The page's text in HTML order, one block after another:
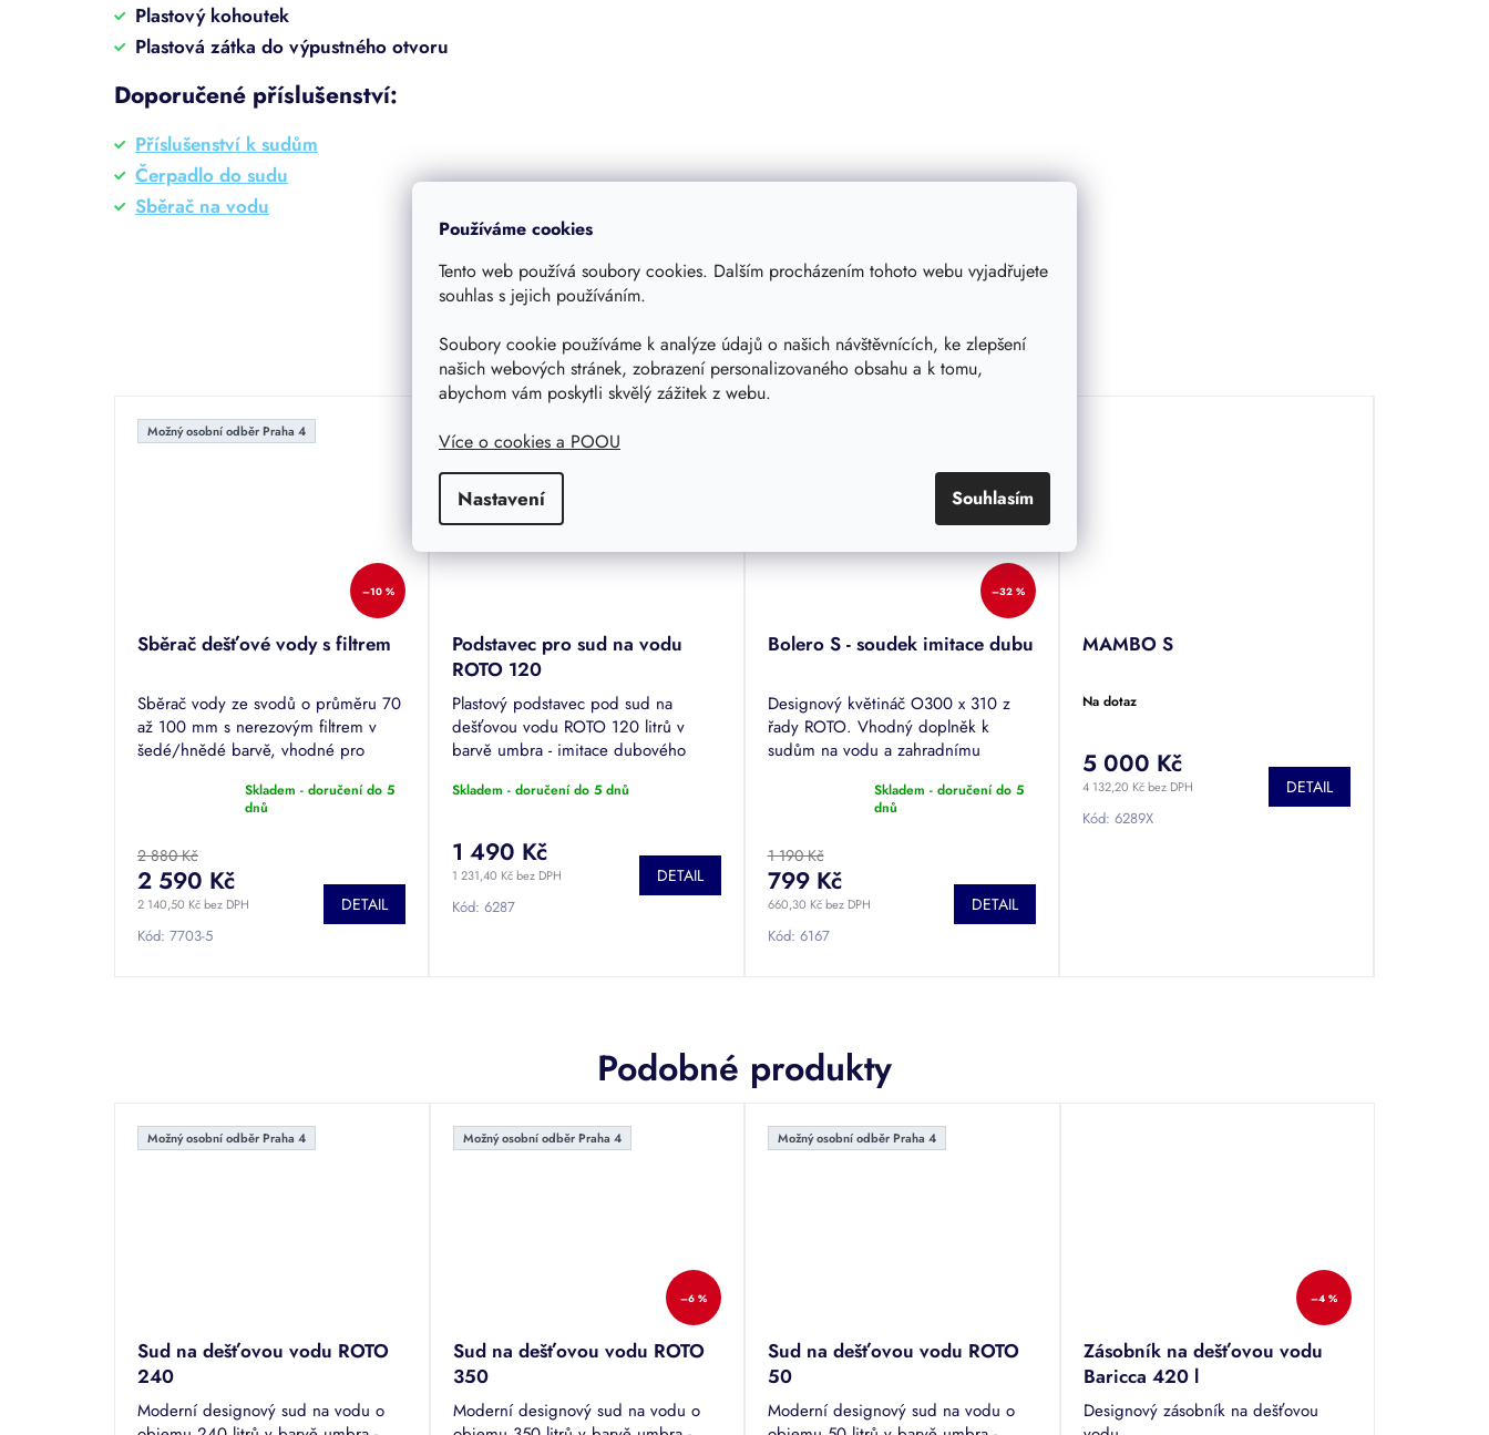
Používáme cookies
Tento web používá soubory cookies. Dalším procházením tohoto webu vyjadřujete
souhlas s jejich používáním.
Soubory cookie používáme k analýze údajů o našich návštěvnících, ke zlepšení
našich webových stránek, zobrazení personalizovaného obsahu a k tomu,
abychom vám poskytli skvělý zážitek z webu.
Více o cookies a POOU
Nastavení Souhlasím
Související produkty
Možný osobní odběr Praha 4
–10 %
Sběrač dešťové vody s filtrem
Sběrač vody ze svodů o průměru 70
až 100 mm s nerezovým filtrem v
šedé/hnědé barvě, vhodné pro
(nový design filtru se 75% větší
plochou filtrace)
je
5,0
z
5
Skladem - doručení do 5
dnů
2 880 Kč
2 140,50 Kč bez DPH
2 590 Kč
DETAIL
Kód: 7703-5
Možný osobní odběr Praha 4
Podstavec pro sud na vodu
ROTO 120
Plastový podstavec pod sud na
dešťovou vodu ROTO 120 litrů v
barvě umbra - imitace dubového
ROTO SLIM 150.
Skladem - doručení do 5 dnů
1 231,40 Kč bez DPH
1 490 Kč
DETAIL
Kód:6287
–32 %
Bolero S - soudek imitace dubu
Designový květináč O300 x 310 z
řady ROTO. Vhodný doplněk k
sudům na vodu a zahradnímu
je
5,0
z
5
Skladem - doručení do 5
dnů
1 190 Kč
660,30 Kč bez DPH
799 Kč
DETAIL
Kód: 6167
MAMBO S
Na dotaz
4 132,20 Kč bez DPH
5 000 Kč
DETAIL
Kód: 6289X
Plastový kohoutek
Plastová zátka do výpustného otvoru
Doporučené příslušenství:
Příslušenství k sudům
Čerpadlo do sudu
Sběrač na vodu
Podobné produkty
Možný osobní odběr Praha 4
Sud na dešťovou vodu ROTO
240
Moderní designový sud na vodu o
Možný osobní odběr Praha 4
–6 %
Sud na dešťovou vodu ROTO
350
Moderní designový sud na vodu o
Možný osobní odběr Praha 4
Sud na dešťovou vodu ROTO
50
Moderní designový sud na vodu o
–4 %
Zásobník na dešťovou vodu
Baricca 420 l
Designový zásobník na dešťovou